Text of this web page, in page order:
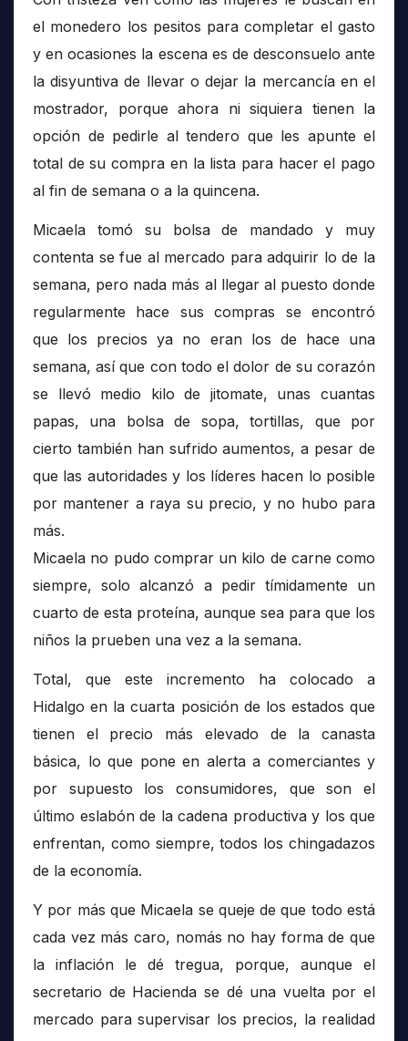
el monedero los pesitos para completar el gasto
y en ocasiones la escena es de desconsuelo ante
la disyuntiva de llevar o dejar la mercancía en el
mostrador, porque ahora ni siquiera tienen la
opción de pedirle al tendero que les apunte el
total de su compra en la lista para hacer el pago
al fin de semana o a la quincena.
Micaela tomó su bolsa de mandado y muy
contenta se fue al mercado para adquirir lo de la
semana, pero nada más al llegar al puesto donde
regularmente hace sus compras se encontró
que los precios ya no eran los de hace una
semana, así que con todo el dolor de su corazón
se llevó medio kilo de jitomate, unas cuantas
papas, una bolsa de sopa, tortillas, que por
cierto también han sufrido aumentos, a pesar de
que las autoridades y los líderes hacen lo posible
por mantener a raya su precio, y no hubo para
más.
Micaela no pudo comprar un kilo de carne como
siempre, solo alcanzó a pedir tímidamente un
cuarto de esta proteína, aunque sea para que los
niños la prueben una vez a la semana.
Total, que este incremento ha colocado a
Hidalgo en la cuarta posición de los estados que
tienen el precio más elevado de la canasta
básica, lo que pone en alerta a comerciantes y
por supuesto los consumidores, que son el
último eslabón de la cadena productiva y los que
enfrentan, como siempre, todos los chingadazos
de la economía.
Y por más que Micaela se queje de que todo está
cada vez más caro, nomás no hay forma de que
la inflación le dé tregua, porque, aunque el
secretario de Hacienda se dé una vuelta por el
mercado para supervisar los precios, la realidad